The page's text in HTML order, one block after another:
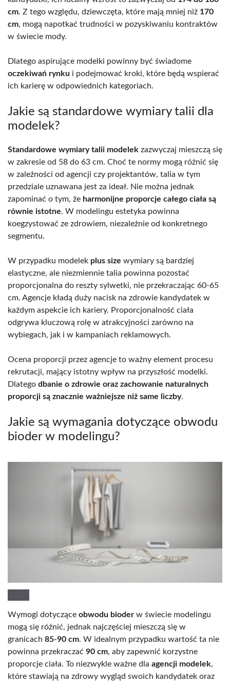
cm. Z tego względu, dziewczęta, które mają mniej niż 170
cm, mogą napotkać trudności w pozyskiwaniu kontraktów
w świecie mody.
Dlatego aspirujące modelki powinny być świadome
oczekiwań rynku i podejmować kroki, które będą wspierać
ich karierę w odpowiednich kategoriach.
Jakie są standardowe wymiary talii dla
modelek?
Standardowe wymiary talii modelek zazwyczaj mieszczą się
w zakresie od 58 do 63 cm. Choć te normy mogą różnić się
w zależności od agencji czy projektantów, talia w tym
przedziale uznawana jest za ideał. Nie można jednak
zapominać o tym, że harmonijne proporcje całego ciała są
równie istotne. W modelingu estetyka powinna
koegzystować ze zdrowiem, niezależnie od konkretnego
segmentu.
W przypadku modelek plus size wymiary są bardziej
elastyczne, ale niezmiennie talia powinna pozostać
proporcjonalna do reszty sylwetki, nie przekraczając 60-65
cm. Agencje kładą duży nacisk na zdrowie kandydatek w
każdym aspekcie ich kariery. Proporcjonalność ciała
odgrywa kluczową rolę w atrakcyjności zarówno na
wybiegach, jak i w kampaniach reklamowych.
Ocena proporcji przez agencje to ważny element procesu
rekrutacji, mający istotny wpływ na przyszłość modelki.
Dlatego dbanie o zdrowie oraz zachowanie naturalnych
proporcji są znacznie ważniejsze niż same liczby.
Jakie są wymagania dotyczące obwodu
bioder w modelingu?
Wymogi dotyczące obwodu bioder w świecie modelingu
mogą się różnić, jednak najczęściej mieszczą się w
granicach 85-90 cm. W idealnym przypadku wartość ta nie
powinna przekraczać 90 cm, aby zapewnić korzystne
proporcje ciała. To niezwykle ważne dla agencji modelek,
które stawiają na zdrowy wygląd swoich kandydatek oraz